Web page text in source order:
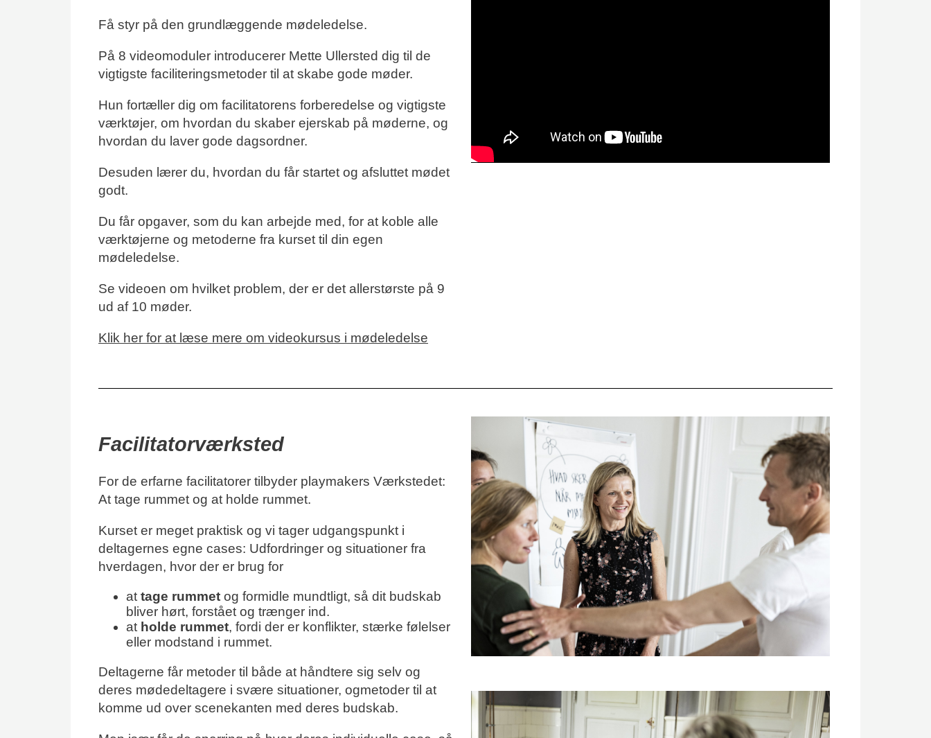
Få styr på den grundlæggende mødeledelse.
På 8 videomoduler introducerer Mette Ullersted dig til de
vigtigste faciliteringsmetoder til at skabe gode møder.
Hun fortæller dig om facilitatorens forberedelse og vigtigste
værktøjer, om hvordan du skaber ejerskab på møderne, og
hvordan du laver gode dagsordner.
Desuden lærer du, hvordan du får startet og afsluttet mødet
godt.
Du får opgaver, som du kan arbejde med, for at koble alle
værktøjerne og metoderne fra kurset til din egen
mødeledelse.
Se videoen om hvilket problem, der er det allerstørste på 9
ud af 10 møder.
Klik her for at læse mere om videokursus i mødeledelse
Facilitatorværksted
For de erfarne facilitatorer tilbyder playmakers Værkstedet:
At tage rummet og at holde rummet.
Kurset er meget praktisk og vi tager udgangspunkt i
deltagernes egne cases: Udfordringer og situationer fra
hverdagen, hvor der er brug for
at tage rummet og formidle mundtligt, så dit budskab
bliver hørt, forstået og trænger ind.
at holde rummet, fordi der er konflikter, stærke følelser
eller modstand i rummet.
Deltagerne får metoder til både at håndtere sig selv og
deres mødedeltagere i svære situationer, ogmetoder til at
komme ud over scenekanten med deres budskab.